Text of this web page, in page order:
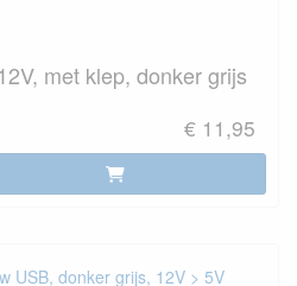
met klep, donker grijs
€ 11,95